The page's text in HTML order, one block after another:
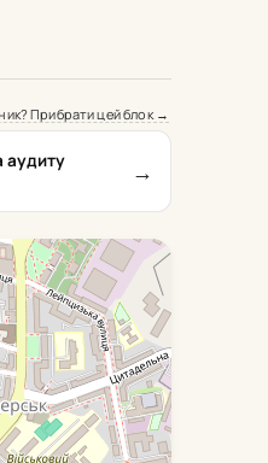
Прибрати цей блок →
аудиту →